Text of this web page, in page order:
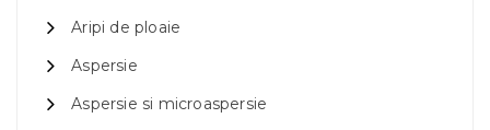
Aripi de ploaie
Aspersie
Aspersie si microaspersie